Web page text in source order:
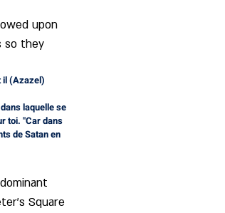
upon
so they
il (Azazel)
toi. "Car dans
de Satan en
Square